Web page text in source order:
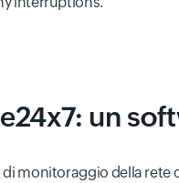
un
monitoraggio della rete